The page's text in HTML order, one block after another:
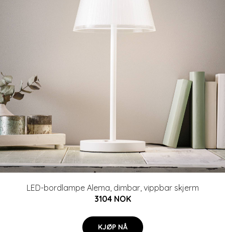
LED-bordlampe Alema, dimbar, vippbar skjerm
3104 NOK
KJØP NÅ